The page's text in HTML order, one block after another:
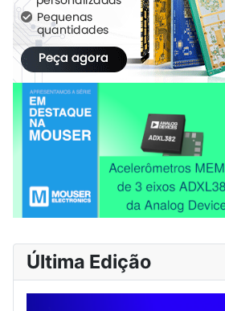
Última Edição